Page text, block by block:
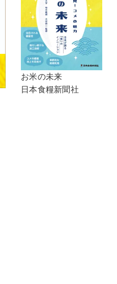
お米の未来
日本食糧新聞社